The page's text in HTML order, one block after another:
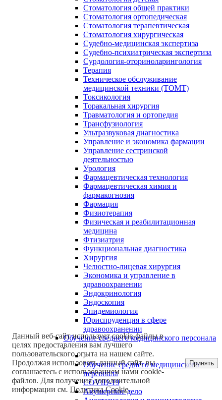
Стоматология общей практики
Стоматология ортопедическая
Стоматология терапевтическая
Стоматология хирургическая
Судебно-медицинская экспертиза
Судебно-психиатрическая экспертиза
Сурдология-оториноларингология
Терапия
Техническое обслуживание
медицинской техники (ТОМТ)
Токсикология
Торакальная хирургия
Травматология и ортопедия
Трансфузиология
Ультразвуковая диагностика
Управление и экономика фармации
Управление сестринской
деятельностью
Урология
Фармацевтическая технология
Фармацевтическая химия и
фармакогнозия
Фармация
Физиотерапия
Физическая и реабилитационная
медицина
Фтизиатрия
Функциональная диагностика
Хирургия
Челюстно-лицевая хирургия
Экономика и управление в
здравоохранении
Эндокринология
Эндоскопия
Эпидемиология
Юриспруденция в сфере
здравоохранении
Обучение среднего медицинского персонала
Обучение среднего медицинского
персонала
COVID-19
Акушерское дело
Данный веб-сайт использует cookie-файлы в
целях предоставления вам лучшего
пользовательского опыта на нашем сайте.
Продолжая использовать данный сайт, вы
соглашаетесь с использованием нами cookie-
файлов. Для получения дополнительной
информации см.Политика Cookie.
Принять